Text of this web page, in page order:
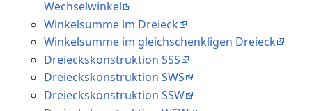
Wechselwinkel
Winkelsumme im Dreieck
Winkelsumme im gleichschenkligen Dreieck
Dreieckskonstruktion SSS
Dreieckskonstruktion SWS
Dreieckskonstruktion SSW